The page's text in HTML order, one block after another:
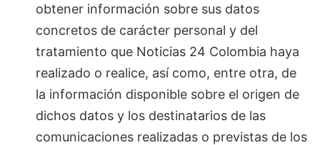
obtener información sobre sus datos
concretos de carácter personal y del
tratamiento que Noticias 24 Colombia haya
realizado o realice, así como, entre otra, de
la información disponible sobre el origen de
dichos datos y los destinatarios de las
comunicaciones realizadas o previstas de los